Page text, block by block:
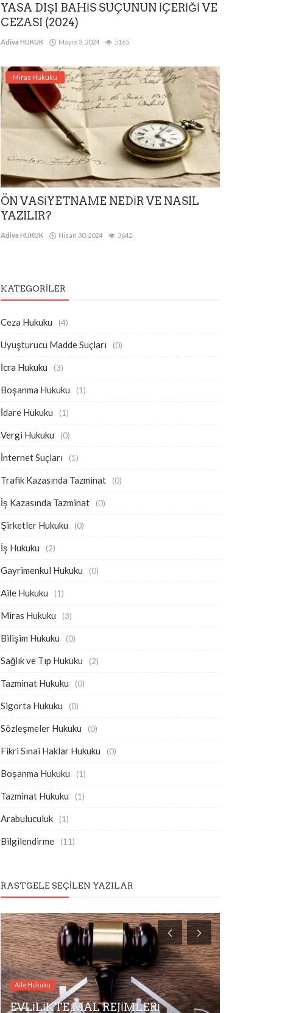
YASA DIŞI BAHİS SUÇUNUN İÇERİĞİ VE
CEZASI (2024)
Adiva HUKUK Mayıs 3, 2024 5165
Miras Hukuku
ÖN VASİYETNAME NEDİR VE NASIL
YAZILIR?
Adiva HUKUK Nisan 30, 2024 3642
KATEGORILER
Ceza Hukuku (4)
Uyuşturucu Madde Suçları (0)
İcra Hukuku (3)
Boşanma Hukuku (1)
İdare Hukuku (1)
Vergi Hukuku (0)
İnternet Suçları (1)
Trafik Kazasında Tazminat (0)
İş Kazasında Tazminat (0)
Şirketler Hukuku (0)
İş Hukuku (2)
Gayrimenkul Hukuku (0)
Aile Hukuku (1)
Miras Hukuku (3)
Bilişim Hukuku (0)
Sağlık ve Tıp Hukuku (2)
Tazminat Hukuku (0)
Sigorta Hukuku (0)
Sözleşmeler Hukuku (0)
Fikri Sınai Haklar Hukuku (0)
Boşanma Hukuku (1)
Tazminat Hukuku (1)
Arabuluculuk (1)
Bilgilendirme (11)
RASTGELE SEÇILEN YAZILAR
Aile Hukuku
EVLİLİKTE MAL REJİMLERİ